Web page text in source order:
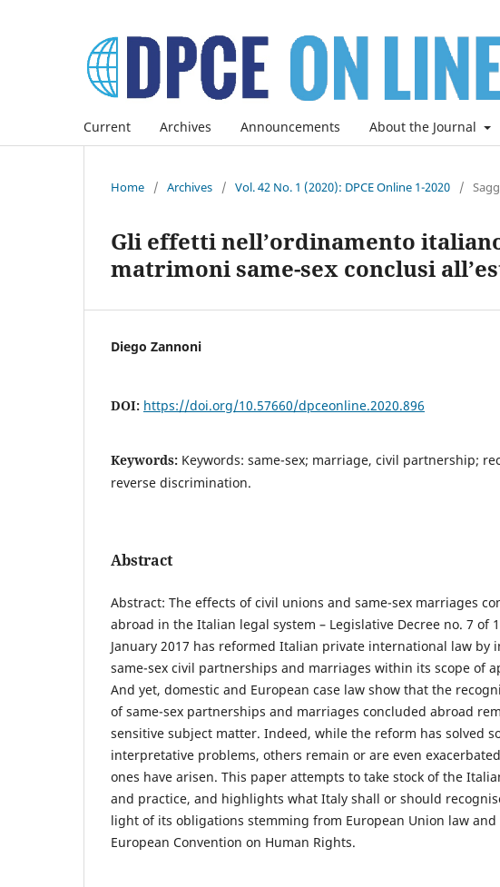
Current Archives Announcements About the Journal
Home / Archives / Vol. 42 No. 1 (2020): DPCE Online 1-2020 /
Gli effetti nell’ordinamento
matrimoni same-sex conclusi
Diego Zannoni
DOI: https://doi.org/10.57660/dpceonline.2020.896
Keywords: Keywords: same-sex; marriage, civil partnership;
reverse discrimination.
Abstract
Abstract: The effects of civil unions and same-sex marriages
abroad in the Italian legal system – Legislative Decree no. 7 of
January 2017 has reformed Italian private international law by
same-sex civil partnerships and marriages within its scope of
And yet, domestic and European case law show that the
of same-sex partnerships and marriages concluded abroad
sensitive subject matter. Indeed, while the reform has solved
interpretative problems, others remain or are even
ones have arisen. This paper attempts to take stock of the
and practice, and highlights what Italy shall or should
light of its obligations stemming from European Union law
European Convention on Human Rights.